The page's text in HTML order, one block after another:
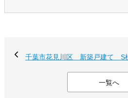
千葉市花見川区 新築戸建て S
一覧へ